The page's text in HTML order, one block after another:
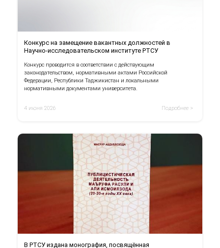
Конкурс на замещение вакантных должностей в
Научно-исследовательском институте РТСУ
Конкурс проводится в соответствии с действующим
законодательством, нормативными актами Российской
Федерации, Республики Таджикистан и локальными
нормативными документами университета.
4 июня 2026 Подробнее >
В РТСУ издана монография, посвящённая